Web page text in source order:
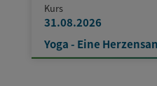
Kurs
31.08.2026
Yoga - Eine